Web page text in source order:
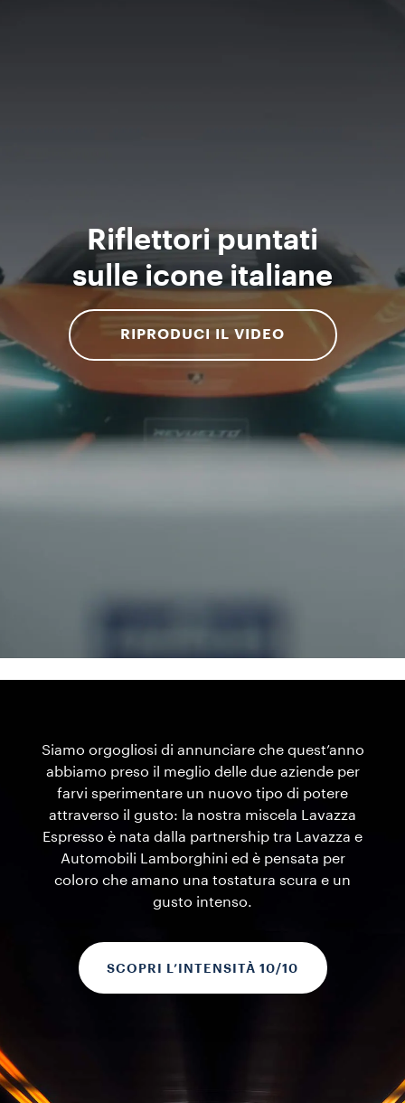
Riflettori puntati
sulle icone italiane
RIPRODUCI IL VIDEO
Siamo orgogliosi di annunciare che quest’anno
abbiamo preso il meglio delle due aziende per
farvi sperimentare un nuovo tipo di potere
attraverso il gusto: la nostra miscela Lavazza
Espresso è nata dalla partnership tra Lavazza e
Automobili Lamborghini ed è pensata per
coloro che amano una tostatura scura e un
gusto intenso.
SCOPRI L’INTENSITÀ 10/10